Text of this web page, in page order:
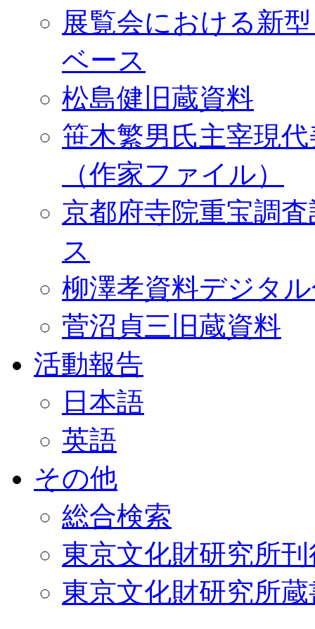
展覧会における新
ベース
松島健旧蔵資料
笹木繁男氏主宰現
（作家ファイル）
京都府寺院重宝調
ス
柳澤孝資料デジタ
菅沼貞三旧蔵資料
活動報告
日本語
英語
その他
総合検索
東京文化財研究所
東京文化財研究所